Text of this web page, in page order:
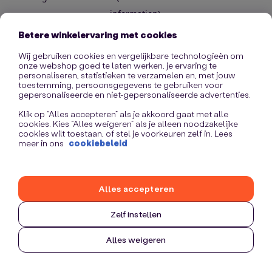
information).
Betere winkelervaring met cookies
Wij gebruiken cookies en vergelijkbare technologieën om
onze webshop goed te laten werken, je ervaring te
personaliseren, statistieken te verzamelen en, met jouw
toestemming, persoonsgegevens te gebruiken voor
gepersonaliseerde en niet-gepersonaliseerde advertenties.
Klik op “Alles accepteren” als je akkoord gaat met alle
cookies. Kies “Alles weigeren” als je alleen noodzakelijke
cookies wilt toestaan, of stel je voorkeuren zelf in. Lees
meer in ons cookiebeleid
Zelf instellen
Alles weigeren
Alles accepteren